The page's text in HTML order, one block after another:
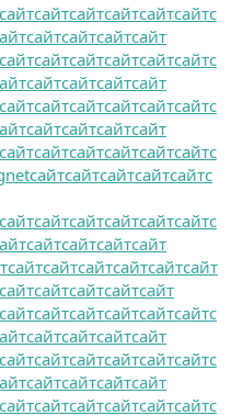
сайтсайтсайтсайтсайтсайтс
сайтсайтсайтсайт
сайтсайтсайтсайтсайтсайтс
сайтсайтсайтсайт
сайтсайтсайтсайтсайтсайтс
сайтсайтсайтсайт
сайтсайтсайтсайтсайтсайтс
сайтсайтсайтсайтсайтс
сайтсайтсайтсайтсайтсайтс
сайтсайтсайтсайт
сайтсайтсайтсайтсайтсайт
сайтсайтсайтсайтсайт
сайтсайтсайтсайтсайтсайтс
сайтсайтсайтсайт
сайтсайтсайтсайтсайтсайтс
сайтсайтсайтсайт
сайтсайтсайтсайтсайтсайтс